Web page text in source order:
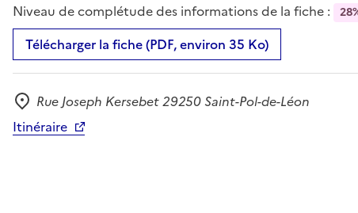
Niveau de complétude des informations de la fiche :
Télécharger la fiche (PDF, environ 35 Ko)
Adresse
Rue Joseph Kersebet 29250 Saint-Pol-de-Léon
Itinéraire